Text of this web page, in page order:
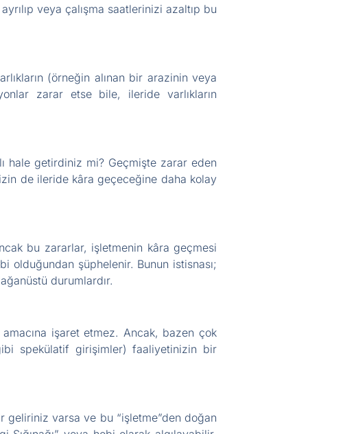
veya çalışma saatlerinizi azaltıp bu
(örneğin alınan bir arazinin veya
zarar etse bile, ileride varlıkların
hale getirdiniz mi? Geçmişte zarar eden
de ileride kâra geçeceğine daha kolay
bu zararlar, işletmenin kâra geçmesi
olduğundan şüphelenir. Bunun istisnası;
durumlardır.
işaret etmez. Ancak, bazen çok
spekülatif girişimler) faaliyetinizin bir
varsa ve bu “işletme”den doğan